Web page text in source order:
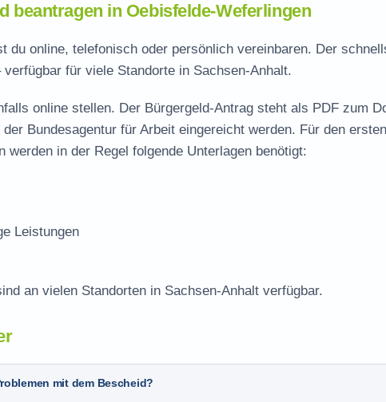
beantragen in Oebisfelde-Weferlingen
du online, telefonisch oder persönlich vereinbaren. Der
verfügbar für viele Standorte in Sachsen-Anhalt.
online stellen. Der Bürgergeld-Antrag steht als PDF zum
Bundesagentur für Arbeit eingereicht werden. Für den ersten
in der Regel folgende Unterlagen benötigt:
Leistungen
an vielen Standorten in Sachsen-Anhalt verfügbar.
mit dem Bescheid?